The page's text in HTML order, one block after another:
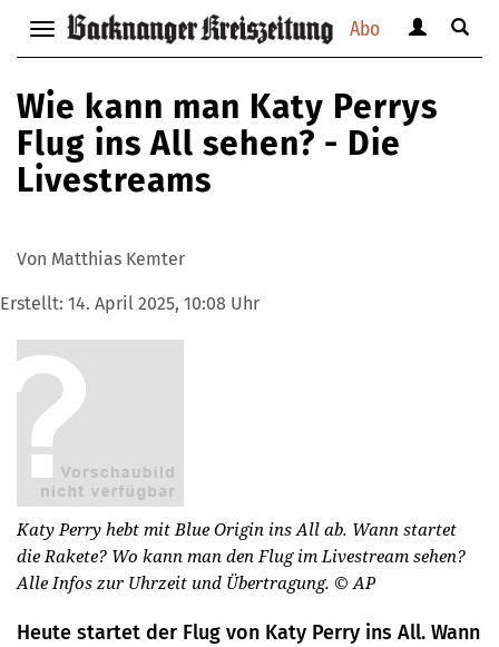
Abo
Navigation
anzeigen
bzw.
verbergen
anzeigen
verbergen
Suche
Wie kann man Katy Perrys
Flug ins All sehen? - Die
Livestreams
Von Matthias Kemter
Erstellt: 14. April 2025, 10:08 Uhr
Katy Perry hebt mit Blue Origin ins All ab. Wann startet
die Rakete? Wo kann man den Flug im Livestream sehen?
Alle Infos zur Uhrzeit und Übertragung. © AP
Heute startet der Flug von Katy Perry ins All. Wann